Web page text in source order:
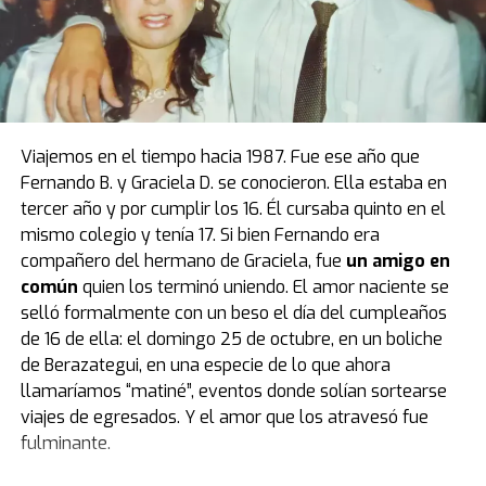
El modelo que protagoniza una de las mejores
anécdotas relacionadas a la vida de Diego estuvo de
visita por primera vez en el país, luego de casi cuatro
décadas de estadía en Europa. Fue el primer obsequio
que recibió “Pelusa” tras conquistar la Copa del Mundo
deMéxico 1986, cortesía del por entonces presidente
del Napoli, Corrado Ferlaino.
El proceso para que las llaves de aquel mítico auto
deportivo llegaran a las manos de Maradona fue
caótico.
Guillermo Coppola, exmanager del Diez, tuvo
que convencer al mismísimo Enzo Ferrari de pintar de
negro un modelo que solo conocía el rojo. Luego,
gestionó la venta del coche en un aeropuerto por un
precio mayor al que había pagado originalmente, con el
fin de reconciliar a Ferlaino con Diego. Algo de esa
historia estuvo presente en Buenos Aires.
Viajemos en el tiempo hacia 1987. Fue ese año que
Fernando B. y Graciela D. se conocieron. Ella estaba en
tercer año y por cumplir los 16. Él cursaba quinto en el
mismo colegio y tenía 17. Si bien Fernando era
compañero del hermano de Graciela, fue un amigo en
común quien los terminó uniendo. El amor naciente se
selló formalmente con un beso el día del cumpleaños
de 16 de ella: el domingo 25 de octubre, en un boliche
de Berazategui, en una especie de lo que ahora
llamaríamos “matiné”, eventos donde solían sortearse
viajes de egresados. Y el amor que los atravesó fue
fulminante.